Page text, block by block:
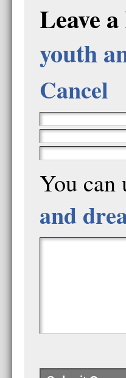
Leave
youth
Cancel
You can
and